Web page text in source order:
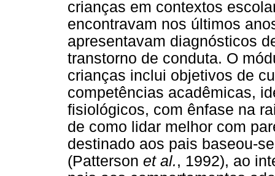
crianças em contextos
encontravam nos últimos
apresentavam diagnósticos
transtorno de conduta. O
crianças inclui objetivos de
competências acadêmicas,
fisiológicos, com ênfase na
de como lidar melhor com
destinado aos pais baseou-
(Patterson et al., 1992), ao